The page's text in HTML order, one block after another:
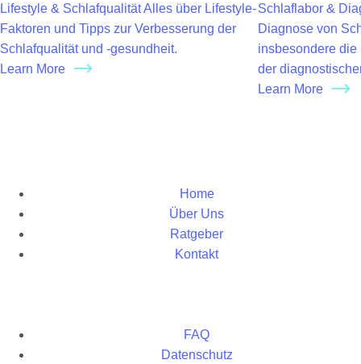
Lifestyle & SchlafqualitätAlles über Lifestyle-
Faktoren und Tipps zur Verbesserung der
Schlafqualität und -gesundheit.
Learn More
Schlaflabor &
Diagnose von
insbesondere
der
Learn More
Home
Über Uns
Ratgeber
Kontakt
FAQ
Datenschutz